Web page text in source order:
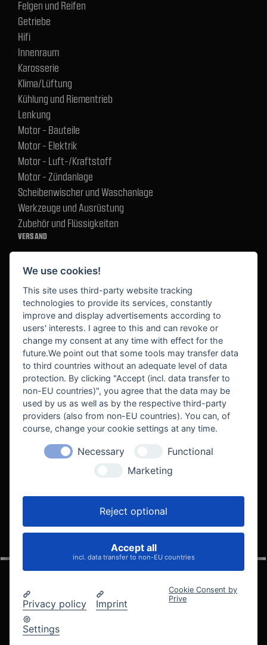
Felgen und Reifen
Getriebe
Hifi
Innenraum
Karosserie
Klima/Lüftung
Kühlung und Riementrieb
Lenkung
Motor - Bauteile
Motor - Elektrik
Motor - Luft-/Kraftstoff
Motor - Zündanlage
Scheibenwischer und Waschanlage
Werkzeuge und Ausrüstung
Zubehör und Flüssigkeiten
VERSAND
BEKANNT AUS
VELOCITY AUTOMOTIVE
© 2005 - 2026 Velocity Automotive
We use cookies!
This site uses third-party website tracking
technologies to provide its services, constantly
improve and display advertisements according to
users' interests. I agree to this and can revoke or
change my consent at any time with effect for the
future.We point out that some tools may transfer data
to third countries without an adequate level of data
protection. By clicking "Accept (incl. data transfer to
non-EU countries)", you agree that the data may be
used by us as well as by the respective third-party
providers (also from non-EU countries). You can, of
course, change your cookie settings at any time.
Necessary
Functional
Marketing
Reject optional
Accept all
incl. data transfer to non-EU countries
Privacy policy Imprint
Settings
Cookie Consent by
Prive